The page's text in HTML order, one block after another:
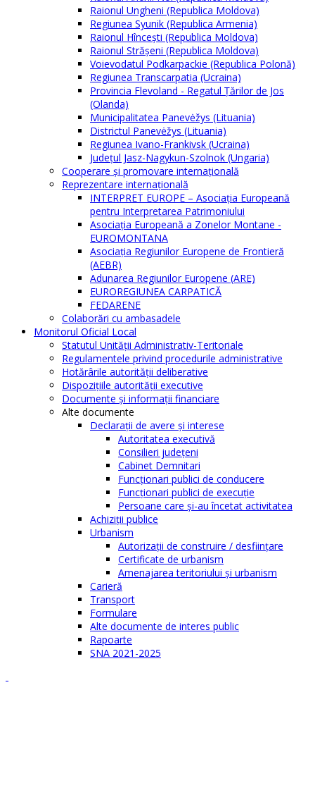
Raionul Ungheni (Republica Moldova)
Regiunea Syunik (Republica Armenia)
Raionul Hîncești (Republica Moldova)
Raionul Străşeni (Republica Moldova)
Voievodatul Podkarpackie (Republica Polonă)
Regiunea Transcarpatia (Ucraina)
Provincia Flevoland - Regatul Ţărilor de Jos
(Olanda)
Municipalitatea Panevėžys (Lituania)
Districtul Panevėžys (Lituania)
Regiunea Ivano-Frankivsk (Ucraina)
Judeţul Jasz-Nagykun-Szolnok (Ungaria)
Cooperare şi promovare internaţională
Reprezentare internaţională
INTERPRET EUROPE – Asociația Europeană
pentru Interpretarea Patrimoniului
Asociația Europeană a Zonelor Montane -
EUROMONTANA
Asociația Regiunilor Europene de Frontieră
(AEBR)
Adunarea Regiunilor Europene (ARE)
EUROREGIUNEA CARPATICĂ
FEDARENE
Colaborări cu ambasadele
Monitorul Oficial Local
Statutul Unităţii Administrativ-Teritoriale
Regulamentele privind procedurile administrative
Hotărârile autorităţii deliberative
Dispoziţiile autorităţii executive
Documente şi informaţii financiare
Alte documente
Declaraţii de avere şi interese
Autoritatea executivă
Consilieri judeţeni
Cabinet Demnitari
Funcţionari publici de conducere
Funcționari publici de execuție
Persoane care şi-au încetat activitatea
Achiziţii publice
Urbanism
Autorizații de construire / desființare
Certificate de urbanism
Amenajarea teritoriului şi urbanism
Carieră
Transport
Formulare
Alte documente de interes public
Rapoarte
SNA 2021-2025